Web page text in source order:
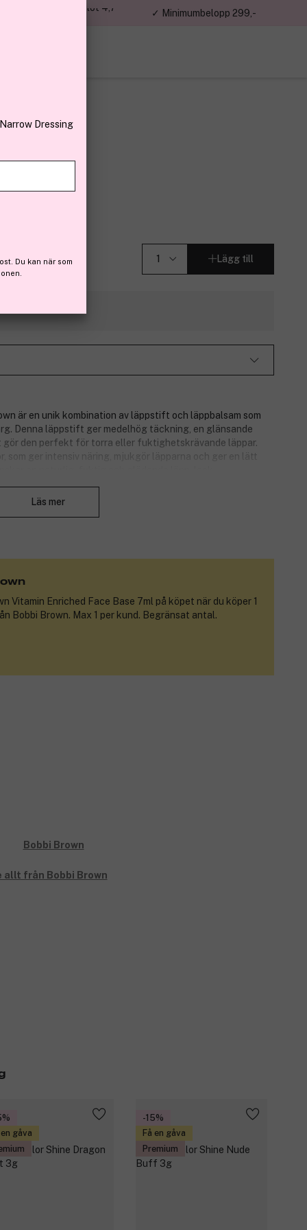
kunder – Trustpilot 4,7
✓ Minimumbelopp 299,-
Lägg till
är en unik kombination av läppstift och läppbalsam som
Denna läppstift ger medelhög täckning, en glänsande
den perfekt för torra eller fuktighetskrävande läppar.
som ger intensiv näring, mjukgör läpparna och ger en lätt
Läs mer
Vitamin Enriched Face Base 7ml på köpet när du köper 1
Bobbi Brown. Max 1 per kund. Begränsat antal.
allt från Bobbi Brown
gåva
-15%
Få en gåva
Premium
Dressing
Du kan när som